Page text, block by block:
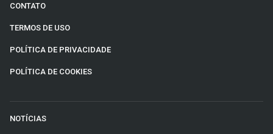
CONTATO
TERMOS DE USO
POLÍTICA DE PRIVACIDADE
POLÍTICA DE COOKIES
NOTÍCIAS